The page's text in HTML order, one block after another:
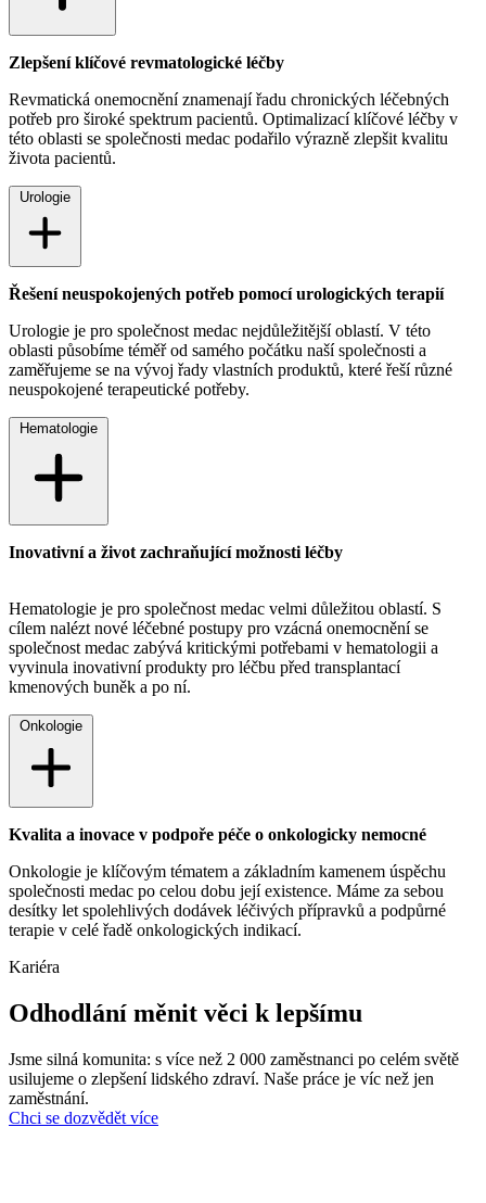
Zlepšení klíčové revmatologické léčby
Revmatická onemocnění znamenají řadu chronických léčebných
potřeb pro široké spektrum pacientů. Optimalizací klíčové léčby v
této oblasti se společnosti medac podařilo výrazně zlepšit kvalitu
života pacientů.
Urologie
Řešení neuspokojených potřeb pomocí urologických terapií
Urologie je pro společnost medac nejdůležitější oblastí. V této
oblasti působíme téměř od samého počátku naší společnosti a
zaměřujeme se na vývoj řady vlastních produktů, které řeší různé
neuspokojené terapeutické potřeby.
Hematologie
Inovativní a život zachraňující možnosti léčby
Hematologie je pro společnost medac velmi důležitou oblastí. S
cílem nalézt nové léčebné postupy pro vzácná onemocnění se
společnost medac zabývá kritickými potřebami v hematologii a
vyvinula inovativní produkty pro léčbu před transplantací
kmenových buněk a po ní.
Onkologie
Kvalita a inovace v podpoře péče o onkologicky nemocné
Onkologie je klíčovým tématem a základním kamenem úspěchu
společnosti medac po celou dobu její existence. Máme za sebou
desítky let spolehlivých dodávek léčivých přípravků a podpůrné
terapie v celé řadě onkologických indikací.
Kariéra
Odhodlání měnit věci k lepšímu
Jsme silná komunita: s více než 2 000 zaměstnanci po celém světě
usilujeme o zlepšení lidského zdraví. Naše práce je víc než jen
zaměstnání.
Chci se dozvědět více